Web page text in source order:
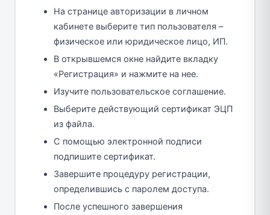
На странице авторизации в личном
кабинете выберите тип пользователя –
физическое или юридическое лицо, ИП.
В открывшемся окне найдите вкладку
«Регистрация» и нажмите на нее.
Изучите пользовательское соглашение.
Выберите действующий сертификат ЭЦП
из файла.
С помощью электронной подписи
подпишите сертификат.
Завершите процедуру регистрации,
определившись с паролем доступа.
После успешного завершения